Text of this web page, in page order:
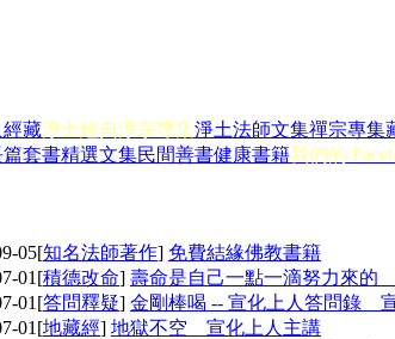
藏淨土經典淨宗專集淨土法師文集禪宗專集
篇套書精選文集民間善書健康書籍我們的
05[知名法師著作] 免費結緣佛教書籍
01 [積德改命] 壽命是自己一點一滴努力來的
01 [答問釋疑] 金剛棒喝 -- 宣化上人答問錄
01 [地藏經] 地獄不空 宣化上人主講